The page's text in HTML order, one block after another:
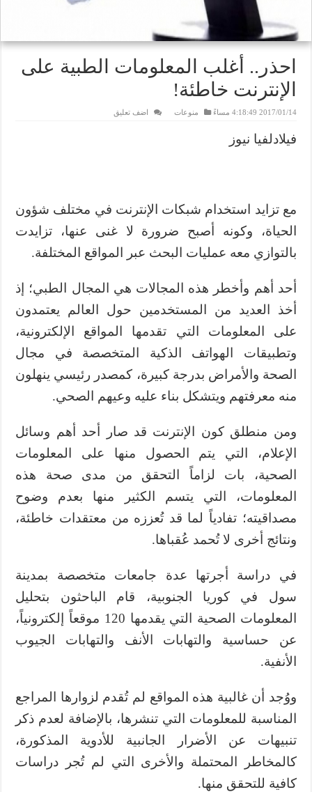
احذر.. أغلب المعلومات الطبية على
الإنترنت خاطئة!
2017/01/14 4:18:49 مساءً منوعات اضف تعليق
فيلادلفيا نيوز
مع تزايد استخدام شبكات الإنترنت في مختلف شؤون
الحياة، وكونه أصبح ضرورة لا غنى عنها، تزايدت
بالتوازي معه عمليات البحث عبر المواقع المختلفة.
أحد أهم وأخطر هذه المجالات هي المجال الطبي؛ إذ
أخذ العديد من المستخدمين حول العالم يعتمدون
على المعلومات التي تقدمها المواقع الإلكترونية،
وتطبيقات الهواتف الذكية المتخصصة في مجال
الصحة والأمراض بدرجة كبيرة، كمصدر رئيسي ينهلون
منه معرفتهم ويتشكل بناء عليه وعيهم الصحي.
ومن منطلق كون الإنترنت قد صار أحد أهم وسائل
الإعلام، التي يتم الحصول منها على المعلومات
الصحية، بات لزاماً التحقق من مدى صحة هذه
المعلومات، التي يتسم الكثير منها بعدم وضوح
مصداقيته؛ تفادياً لما قد تُعززه من معتقدات خاطئة،
ونتائج أخرى لا تُحمد عُقباها.
في دراسة أجرتها عدة جامعات متخصصة بمدينة
سول في كوريا الجنوبية، قام الباحثون بتحليل
المعلومات الصحية التي يقدمها 120 موقعاً إلكترونياً،
عن حساسية والتهابات الأنف والتهابات الجيوب
الأنفية.
ووُجد أن غالبية هذه المواقع لم تُقدم لزوارها المراجع
المناسبة للمعلومات التي تنشرها، بالإضافة لعدم ذكر
تنبيهات عن الأضرار الجانبية للأدوية المذكورة،
كالمخاطر المحتملة والأخرى التي لم تُجر دراسات
كافية للتحقق منها.